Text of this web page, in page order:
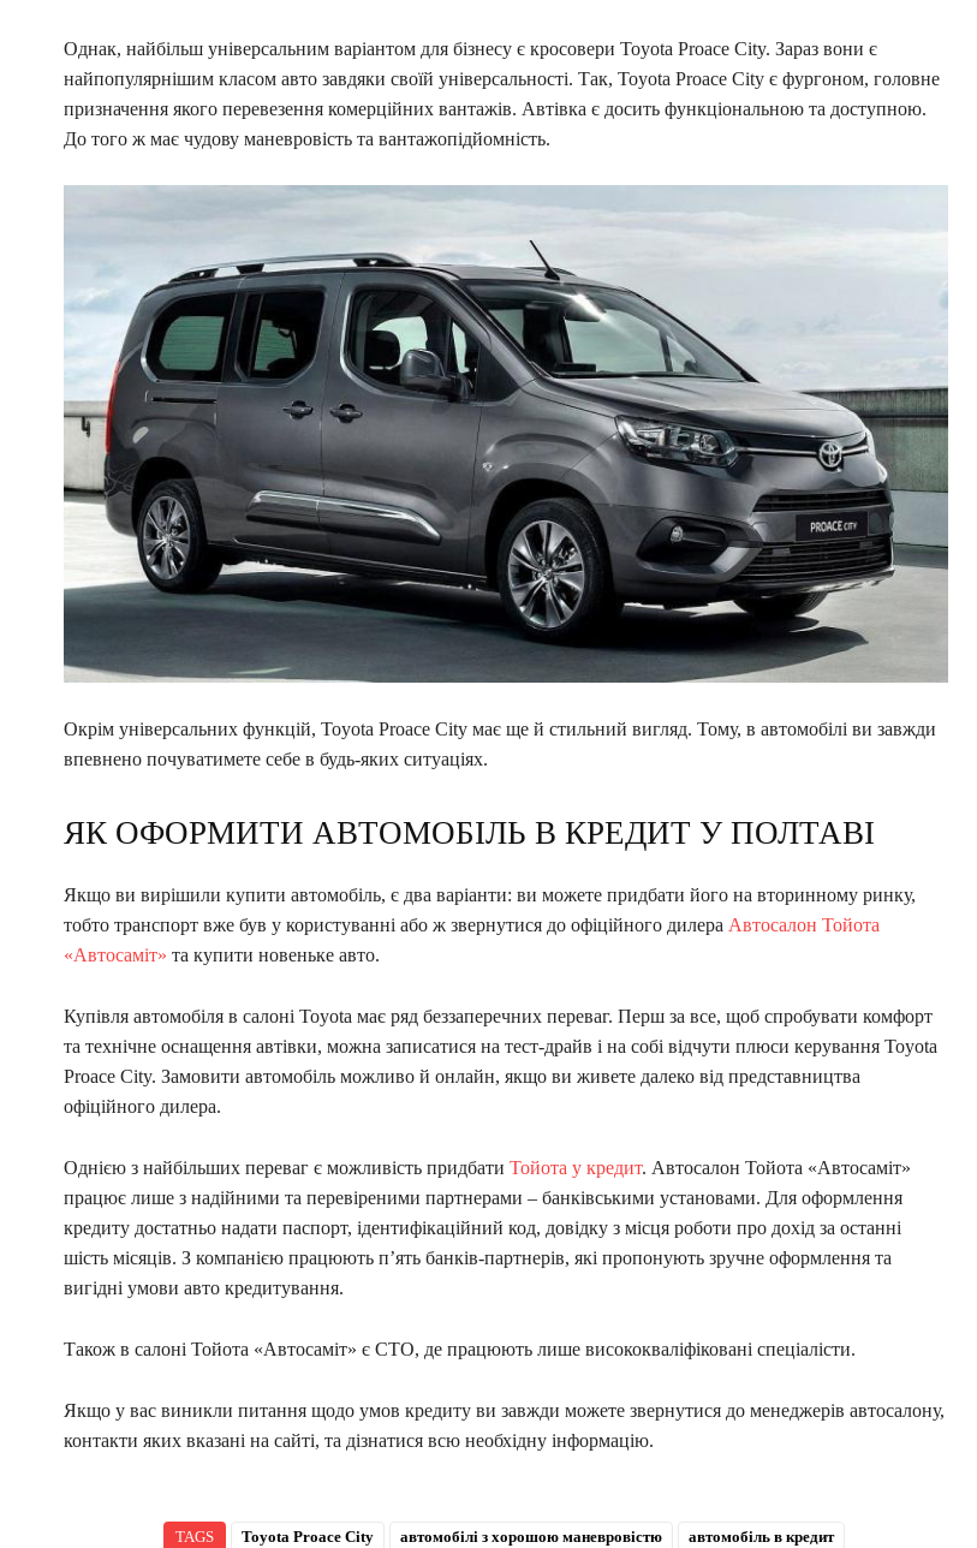
Однак, найбільш універсальним варіантом для бізнесу є кросовери Toyota Proace City. Зараз вони є
найпопулярнішим класом авто завдяки своїй універсальності. Так, Toyota Proace City є фургоном, головне
призначення якого перевезення комерційних вантажів. Автівка є досить функціональною та доступною.
До того ж має чудову маневровість та вантажопідйомність.
Окрім універсальних функцій, Toyota Proace City має ще й стильний вигляд. Тому, в автомобілі ви завжди
впевнено почуватимете себе в будь-яких ситуаціях.
ЯК ОФОРМИТИ АВТОМОБІЛЬ В КРЕДИТ У ПОЛТАВІ
Якщо ви вирішили купити автомобіль, є два варіанти: ви можете придбати його на вторинному ринку,
тобто транспорт вже був у користуванні або ж звернутися до офіційного дилера Автосалон Тойота
«Автосаміт» та купити новеньке авто.
Купівля автомобіля в салоні Toyota має ряд беззаперечних переваг. Перш за все, щоб спробувати комфорт
та технічне оснащення автівки, можна записатися на тест-драйв і на собі відчути плюси керування Toyota
Proace City. Замовити автомобіль можливо й онлайн, якщо ви живете далеко від представництва
офіційного дилера.
Однією з найбільших переваг є можливість придбати Тойота у кредит. Автосалон Тойота «Автосаміт»
працює лише з надійними та перевіреними партнерами – банківськими установами. Для оформлення
кредиту достатньо надати паспорт, ідентифікаційний код, довідку з місця роботи про дохід за останні
шість місяців. З компанією працюють п’ять банків-партнерів, які пропонують зручне оформлення та
вигідні умови авто кредитування.
Також в салоні Тойота «Автосаміт» є СТО, де працюють лише висококваліфіковані спеціалісти.
Якщо у вас виникли питання щодо умов кредиту ви завжди можете звернутися до менеджерів автосалону,
контакти яких вказані на сайті, та дізнатися всю необхідну інформацію.
TAGS Toyota Proace City автомобілі з хорошою маневровістю
автомобіль в кредит